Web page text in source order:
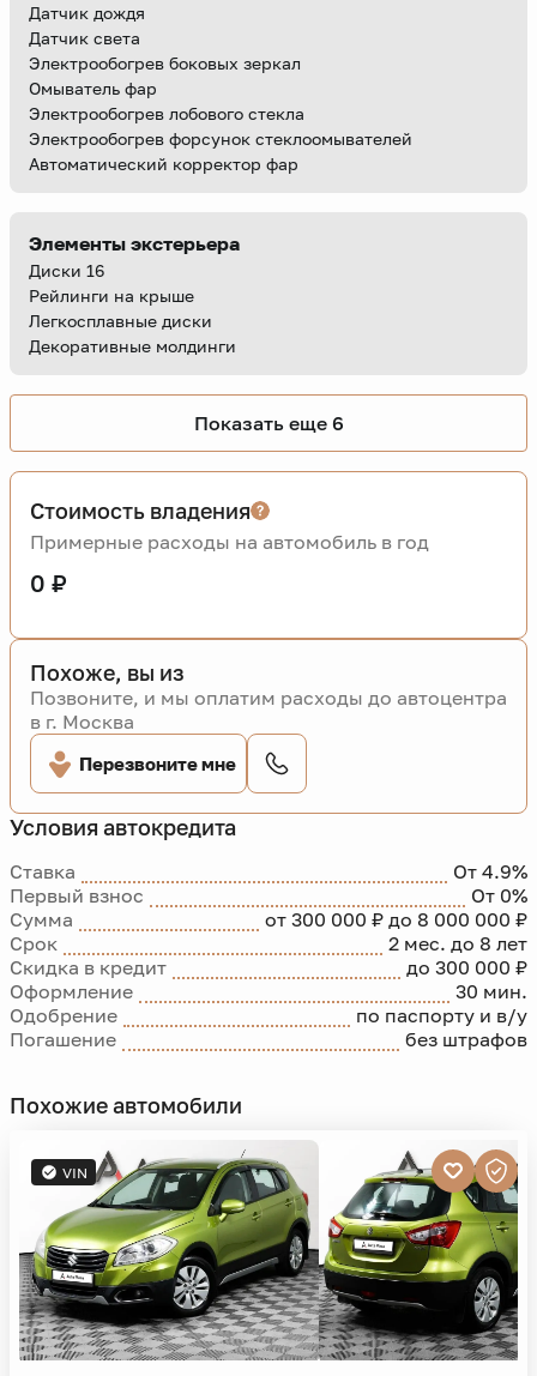
Датчик дождя
Датчик света
Электрообогрев боковых зеркал
Омыватель фар
Электрообогрев лобового стекла
Электрообогрев форсунок стеклоомывателей
Автоматический корректор фар
Элементы экстерьера
Диски 16
Рейлинги на крыше
Легкосплавные диски
Декоративные молдинги
Показать еще 6
Условия автокредита
Ставка
От 4.9%
Первый взнос
От 0%
Сумма
от 300 000 ₽ до 8 000 000 ₽
Срок
2 мес. до 8 лет
Скидка в кредит
до 300 000 ₽
Оформление
30 мин.
Одобрение
по паспорту и в/у
Погашение
без штрафов
Стоимость владения
Примерные расходы на автомобиль в год
0 ₽
Похоже, вы из
Позвоните, и мы оплатим расходы до автоцентра
в г. Москва
Перезвоните мне
Похожие автомобили
VIN